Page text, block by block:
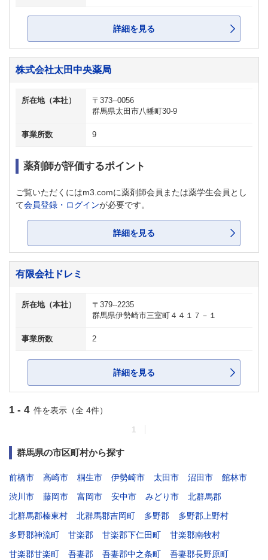
詳細を見る
株式会社太田中央薬局
所在地（本社）
〒373--0056
群馬県太田市八幡町30-9
事業所数 9
薬剤師が評価するポイント
ご覧いただくにはm3.comに薬剤師会員または薬学生会員とし
て会員登録・ログインが必要です。
詳細を見る
有限会社ドレミ
所在地（本社）
〒379--2235
群馬県伊勢崎市三室町４４１７－１
事業所数 2
詳細を見る
1 - 4 件を表示（全 4件）
1
群馬県の市区町村から探す
前橋市 高崎市 桐生市 伊勢崎市 太田市 沼田市
館林市
渋川市
藤岡市 富岡市 安中市 みどり市
北群馬郡
北群馬郡榛東村
北群馬郡吉岡町 多野郡
多野郡上野村
多野郡神流町
甘楽郡 甘楽郡下仁田町
甘楽郡南牧村
甘楽郡甘楽町
吾妻郡 吾妻郡中之条町
吾妻郡長野原町